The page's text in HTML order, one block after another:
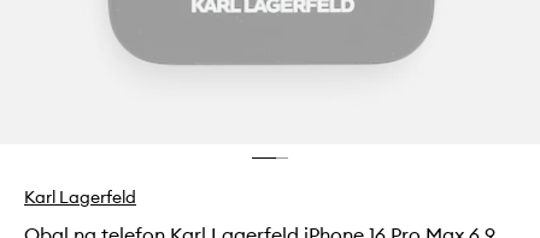
Karl Lagerfeld